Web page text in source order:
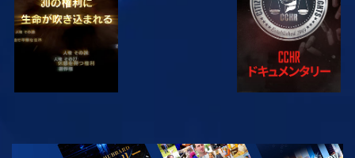
観る シリーズを探求